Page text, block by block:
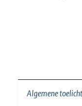
Algemene